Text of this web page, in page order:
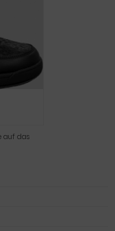
auf das